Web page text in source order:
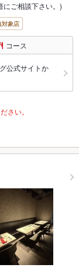
にご相談下さい。)
対象店
コース
公式サイトか
さい。